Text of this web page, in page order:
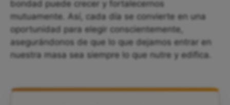
bondad puede crecer y fortalecernos
mutuamente. Así, cada día se convierte en una
oportunidad para elegir conscientemente,
asegurándonos de que lo que dejamos entrar en
nuestra masa sea siempre lo que nutre y edifica.